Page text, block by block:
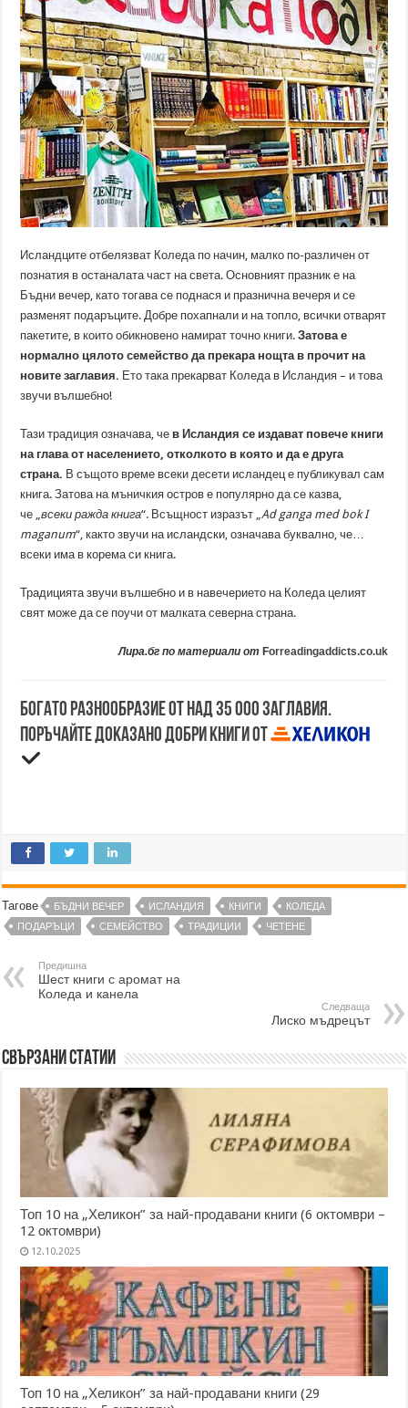
Исландците отбелязват Коледа по начин, малко по-различен от
познатия в останалата част на света. Основният празник е на
Бъдни вечер, като тогава се поднася и празнична вечеря и се
разменят подаръците. Добре похапнали и на топло, всички отварят
пакетите, в които обикновено намират точно книги.Затова е
нормално цялото семейство да прекара нощта в прочит на
новите заглавия. Ето така прекарват Коледа в Исландия – и това
звучи вълшебно!
Тази традиция означава, че в Исландия се издават повече книги
на глава от населението, отколкото в която и да е друга
страна. В същото време всеки десети исландец е публикувал сам
книга. Затова на мъничкия остров е популярно да се казва,
че „всеки ражда книга“. Всъщност изразът „Ad ganga med bok I
maganum“, както звучи на исландски, означава буквално, че…
всеки има в корема си книга.
Традицията звучи вълшебно и в навечерието на Коледа целият
свят може да се поучи от малката северна страна.
Лира.бг по материали от Forreadingaddicts.co.uk
Богато разнообразие от над 35 000 заглавия.
Поръчайте доказано добри книги от
Тагове БЪДНИ ВЕЧЕР ИСЛАНДИЯ КНИГИ
КОЛЕДА
ПОДАРЪЦИ
СЕМЕЙСТВО ТРАДИЦИИ ЧЕТЕНЕ
Предишна
Шест книги с аромат на
Коледа и канела
Следваща
Лиско мъдрецът
Свързани статии
Топ 10 на „Хеликон” за най-продавани книги (6 октомври –
12 октомври)
12.10.2025
Топ 10 на „Хеликон” за най-продавани книги (29